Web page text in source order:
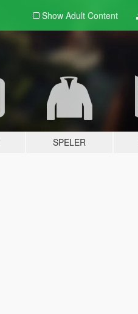
Show Adult Content
SPELER